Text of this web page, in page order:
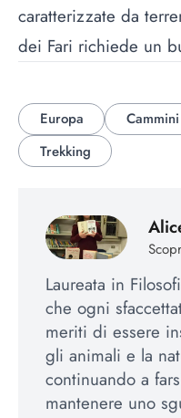
caratterizzate da
dei Fari richiede un
Europa
Cammini
Trekking
Laureata in
che ogni
meriti di essere
gli animali e la
continuando a
mantenere uno